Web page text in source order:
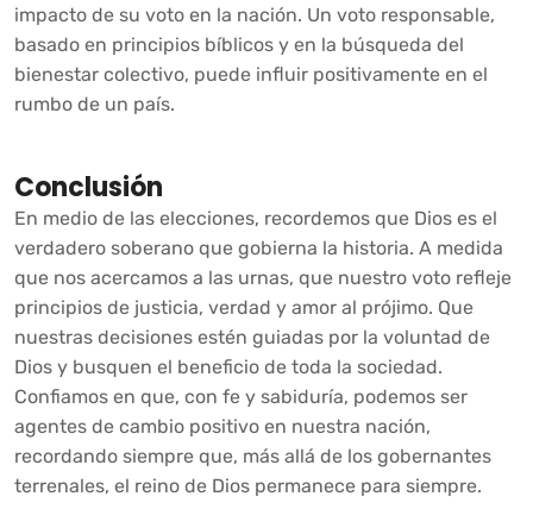
impacto de su voto en la nación. Un voto responsable,
basado en principios bíblicos y en la búsqueda del
bienestar colectivo, puede influir positivamente en el
rumbo de un país.
Conclusión
En medio de las elecciones, recordemos que Dios es el
verdadero soberano que gobierna la historia. A medida
que nos acercamos a las urnas, que nuestro voto refleje
principios de justicia, verdad y amor al prójimo. Que
nuestras decisiones estén guiadas por la voluntad de
Dios y busquen el beneficio de toda la sociedad.
Confiamos en que, con fe y sabiduría, podemos ser
agentes de cambio positivo en nuestra nación,
recordando siempre que, más allá de los gobernantes
terrenales, el reino de Dios permanece para siempre.